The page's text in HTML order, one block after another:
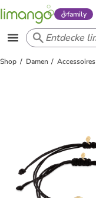
family
Shop Damen Accessoires